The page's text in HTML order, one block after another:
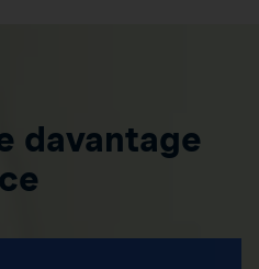
davantage